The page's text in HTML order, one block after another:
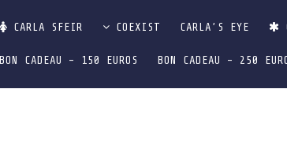
CARLA SFEIR COEXIST CARLA’S EYE
BON CADEAU – 150 EUROS BON CADEAU – 250